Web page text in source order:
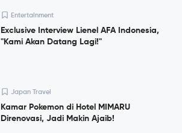
Entertainment
Exclusive Interview Lienel AFA Indonesia,
"Kami Akan Datang Lagi!"
Japan Travel
Kamar Pokemon di Hotel MIMARU
Direnovasi, Jadi Makin Ajaib!